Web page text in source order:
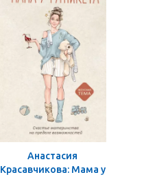
Анастасия
Красавчикова: Мама у